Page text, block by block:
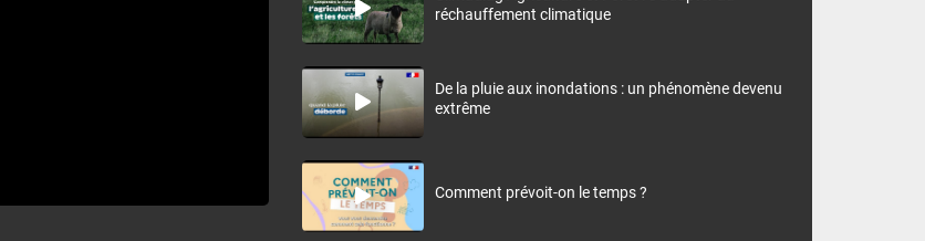
réchauffement climatique
De la pluie aux inondations : un phénomène devenu
extrême
Comment prévoit-on le temps ?